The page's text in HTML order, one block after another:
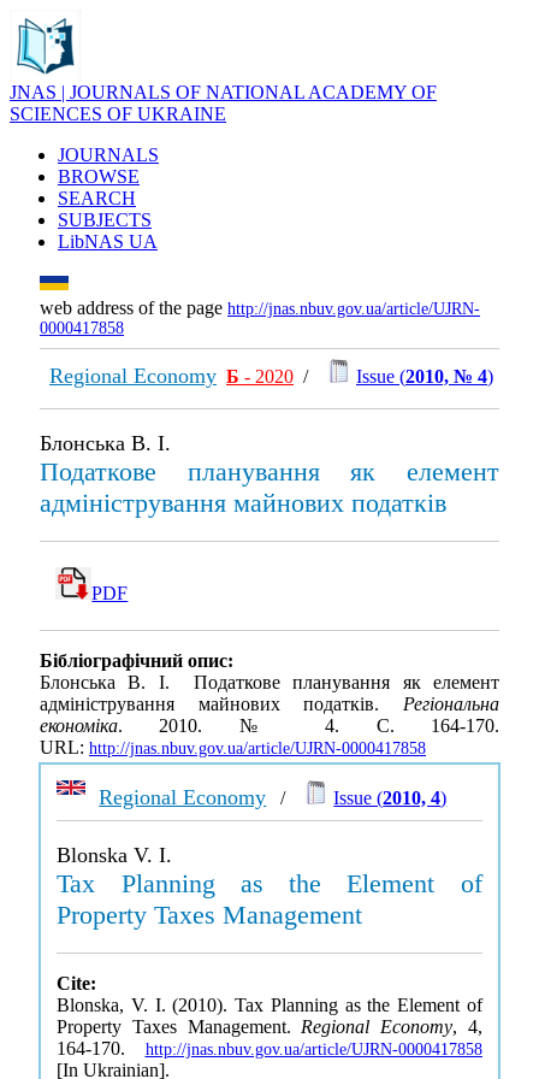
JNAS | JOURNALS OF NATIONAL ACADEMY OF
SCIENCES OF UKRAINE
JOURNALS
BROWSE
SEARCH
SUBJECTS
LibNAS UA
web address of the page http://jnas.nbuv.gov.ua/article/UJRN-
0000417858
Regional Economy Б - 2020 / Issue (2010, № 4)
Блонська В. І.
Податкове планування як елемент
адміністрування майнових податків
PDF
Бібліографічний опис:
Блонська В. І. Податкове планування як елемент
адміністрування майнових податків. Регіональна
економіка. 2010. № 4. С. 164-170.
URL: http://jnas.nbuv.gov.ua/article/UJRN-0000417858
Regional Economy / Issue (2010, 4)
Blonska V. I.
Tax Planning as the Element of
Property Taxes Management
Cite:
Blonska, V. I. (2010). Tax Planning as the Element of
Property Taxes Management. Regional Economy, 4,
164-170. http://jnas.nbuv.gov.ua/article/UJRN-0000417858
[In Ukrainian].